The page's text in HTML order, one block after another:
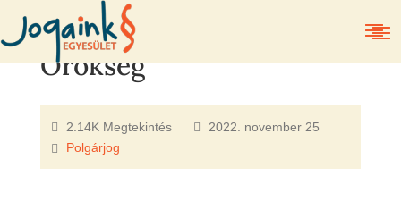
Örökség
2.14K Megtekintés
2022. november 25
Polgárjog